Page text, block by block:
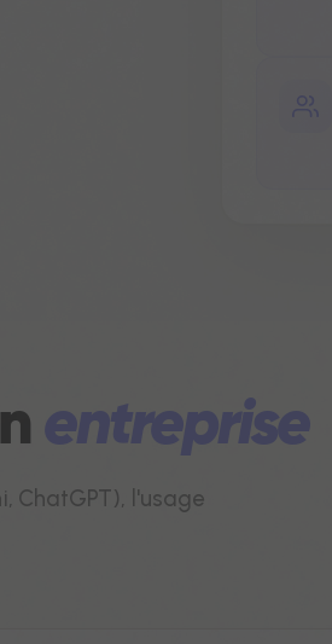
entreprise
ChatGPT), l'usage